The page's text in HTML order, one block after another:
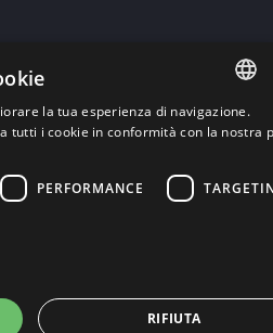
| 15.30-19.30 - Domenica: chiuso
sicuri
ITALIAN
GERMAN
la tua esperienza di navigazione.
tutti i cookie in conformità con la nostra
PERFORMANCE
RIFIUTA